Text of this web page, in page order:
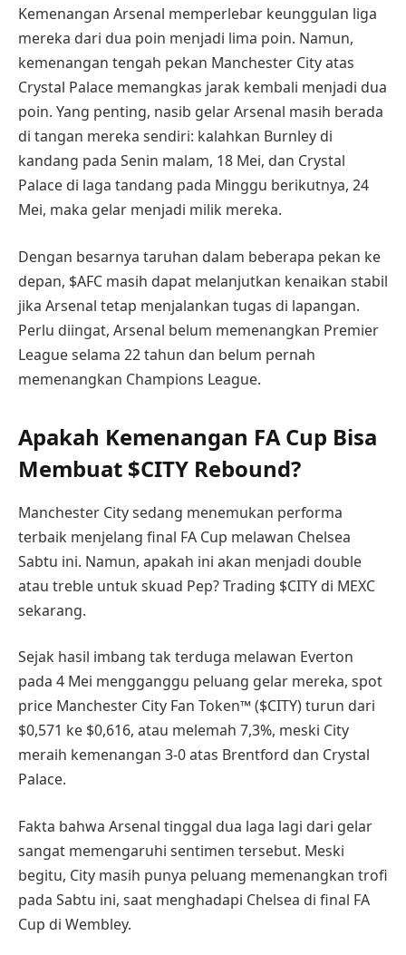
Kemenangan Arsenal memperlebar keunggulan liga
mereka dari dua poin menjadi lima poin. Namun,
kemenangan tengah pekan Manchester City atas
Crystal Palace memangkas jarak kembali menjadi dua
poin. Yang penting, nasib gelar Arsenal masih berada
di tangan mereka sendiri: kalahkan Burnley di
kandang pada Senin malam, 18 Mei, dan Crystal
Palace di laga tandang pada Minggu berikutnya, 24
Mei, maka gelar menjadi milik mereka.
Dengan besarnya taruhan dalam beberapa pekan ke
depan, $AFC masih dapat melanjutkan kenaikan stabil
jika Arsenal tetap menjalankan tugas di lapangan.
Perlu diingat, Arsenal belum memenangkan Premier
League selama 22 tahun dan belum pernah
memenangkan Champions League.
Apakah Kemenangan FA Cup Bisa
Membuat $CITY Rebound?
Manchester City sedang menemukan performa
terbaik menjelang final FA Cup melawan Chelsea
Sabtu ini. Namun, apakah ini akan menjadi double
atau treble untuk skuad Pep? Trading $CITY di MEXC
sekarang.
Sejak hasil imbang tak terduga melawan Everton
pada 4 Mei mengganggu peluang gelar mereka, spot
price Manchester City Fan Token™ ($CITY) turun dari
$0,571 ke $0,616, atau melemah 7,3%, meski City
meraih kemenangan 3-0 atas Brentford dan Crystal
Palace.
Fakta bahwa Arsenal tinggal dua laga lagi dari gelar
sangat memengaruhi sentimen tersebut. Meski
begitu, City masih punya peluang memenangkan trofi
pada Sabtu ini, saat menghadapi Chelsea di final FA
Cup di Wembley.